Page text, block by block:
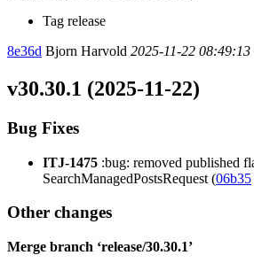
Tag release
8e36d Bjorn Harvold 2025-11-22 08:49:13
v30.30.1 (2025-11-22)
Bug Fixes
ITJ-1475 :bug: removed published
SearchManagedPostsRequest (06b35
Other changes
Merge branch ‘release/30.30.1’